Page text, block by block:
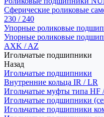
Сферические роликовые
230 / 240
Упорные роликовые
Упорные роликовые
AXK / AZ
Игольчатые подшипники
Назад
Игольчатые подшипники
Внутренние кольца IR / LR
Игольчатые муфты типа HF
Игольчатые подшипники
Игольчатые подшипники